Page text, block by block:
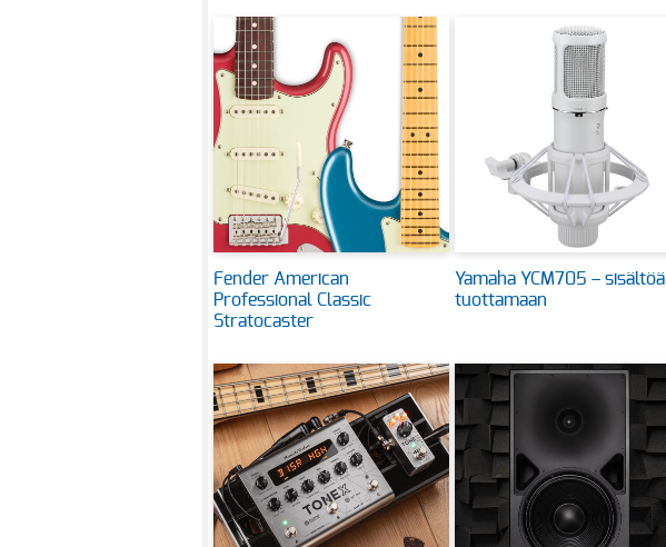
Fender American
Professional Classic
Stratocaster
Yamaha YCM705 – sisältöä
tuottamaan